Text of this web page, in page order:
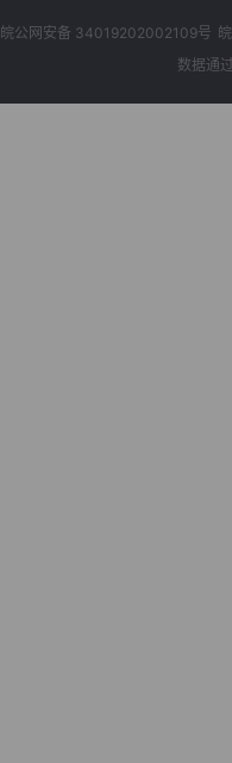
皖公网安备 34019202002109号
数据通